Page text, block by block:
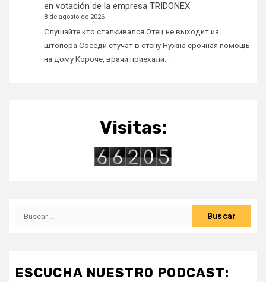
en votación de la empresa TRIDONEX
8 de agosto de 2026
Слушайте кто сталкивался Отец не выходит из
штопора Соседи стучат в стену Нужна срочная помощь
на дому Короче, врачи приехали…
Visitas:
ESCUCHA NUESTRO PODCAST: